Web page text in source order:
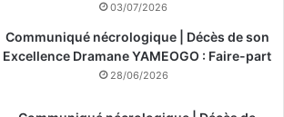
03/07/2026
Communiqué nécrologique | Décès de son
Excellence Dramane YAMEOGO : Faire-part
28/06/2026